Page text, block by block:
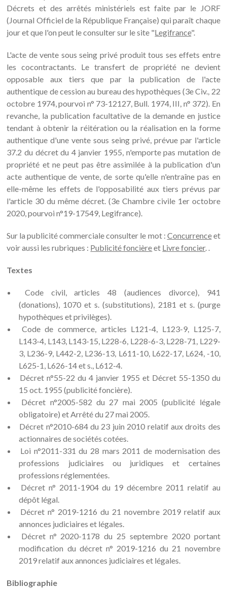
Décrets et des arrêtés ministériels est faite par le JORF
(Journal Officiel de la République Française) qui paraît chaque
jour et que l'on peut le consulter sur le site "Legifrance".
L'acte de vente sous seing privé produit tous ses effets entre
les cocontractants. Le transfert de propriété ne devient
opposable aux tiers que par la publication de l'acte
authentique de cession au bureau des hypothèques (3e Civ., 22
octobre 1974, pourvoi n° 73-12127, Bull. 1974, III, n° 372). En
revanche, la publication facultative de la demande en justice
tendant à obtenir la réitération ou la réalisation en la forme
authentique d'une vente sous seing privé, prévue par l'article
37.2 du décret du 4 janvier 1955, n'emporte pas mutation de
propriété et ne peut pas être assimilée à la publication d'un
acte authentique de vente, de sorte qu'elle n'entraîne pas en
elle-même les effets de l'opposabilité aux tiers prévus par
l'article 30 du même décret. (3e Chambre civile 1er octobre
2020, pourvoi n°19-17549, Legifrance).
Sur la publicité commerciale consulter le mot : Concurrenceet
voir aussi les rubriques : Publicité foncièreet Livre foncier. .
Textes
Code civil, articles 48 (audiences divorce), 941
(donations), 1070 et s. (substitutions), 2181 et s. (purge
hypothèques et privilèges).
Code de commerce, articles L121-4, L123-9, L125-7,
L143-4, L143, L143-15, L228-6, L228-6-3, L228-71, L229-
3, L236-9, L442-2, L236-13, L611-10, L622-17, L624, -10,
L625-1, L626-14 et s., L612-4.
Décret n°55-22 du 4 janvier 1955 et Décret 55-1350 du
15 oct. 1955 (publicité foncière).
Décret n°2005-582 du 27 mai 2005 (publicité légale
obligatoire) et Arrêté du 27 mai 2005.
Décret n°2010-684 du 23 juin 2010 relatif aux droits des
actionnaires de sociétés cotées.
Loi n°2011-331 du 28 mars 2011 de modernisation des
professions judiciaires ou juridiques et certaines
professions réglementées.
Décret n° 2011-1904 du 19 décembre 2011 relatif au
dépôt légal.
Décret n° 2019-1216 du 21 novembre 2019 relatif aux
annonces judiciaires et légales.
Décret n° 2020-1178 du 25 septembre 2020 portant
modification du décret n° 2019-1216 du 21 novembre
2019 relatif aux annonces judiciaires et légales.
Bibliographie